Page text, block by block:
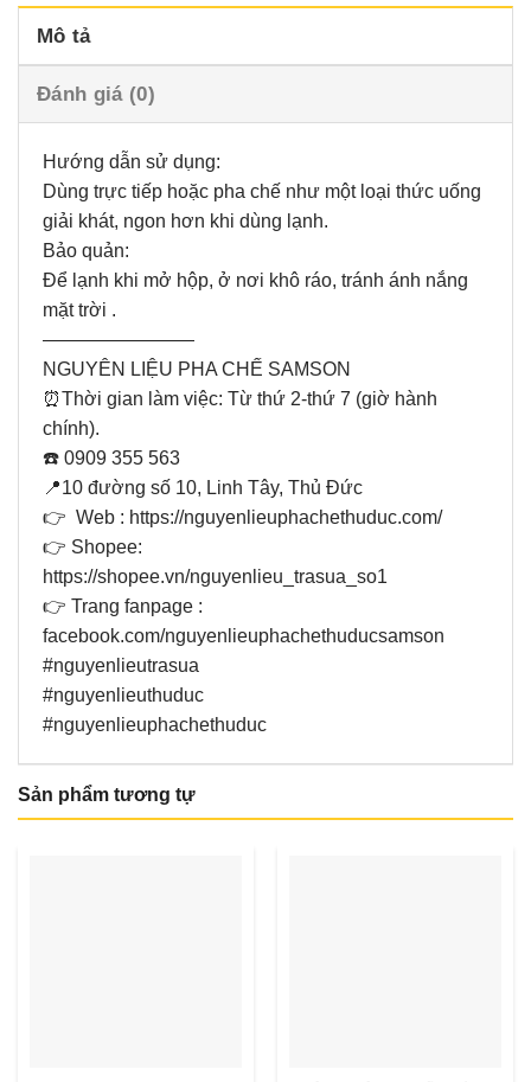
Mô tả
Đánh giá (0)
Hướng dẫn sử dụng:
Dùng trực tiếp hoặc pha chế như một loại thức uống
giải khát, ngon hơn khi dùng lạnh.
Bảo quản:
Để lạnh khi mở hộp, ở nơi khô ráo, tránh ánh nắng
mặt trời .
————————
NGUYÊN LIỆU PHA CHẾ SAMSON
⏰Thời gian làm việc: Từ thứ 2-thứ 7 (giờ hành
chính).
☎️ 0909 355 563
📍10 đường số 10, Linh Tây, Thủ Đức
👉 Web : https://nguyenlieuphachethuduc.com/
👉 Shopee:
https://shopee.vn/nguyenlieu_trasua_so1
👉 Trang fanpage :
facebook.com/nguyenlieuphachethuducsamson
#nguyenlieutrasua
#nguyenlieuthuduc
#nguyenlieuphachethuduc
Sản phẩm tương tự